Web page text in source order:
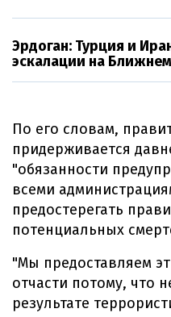
Эрдоган: Турция и
эскалации на
По его словам,
придерживается
"обязанности
всеми
предостерегать
потенциальных
"Мы предоставляем
отчасти потому, что
результате